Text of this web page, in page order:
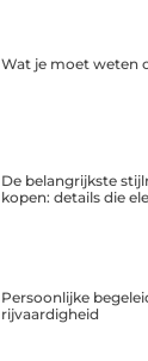
Wat je moet weten
De belangrijkste
kopen: details die
Persoonlijke
rijvaardigheid